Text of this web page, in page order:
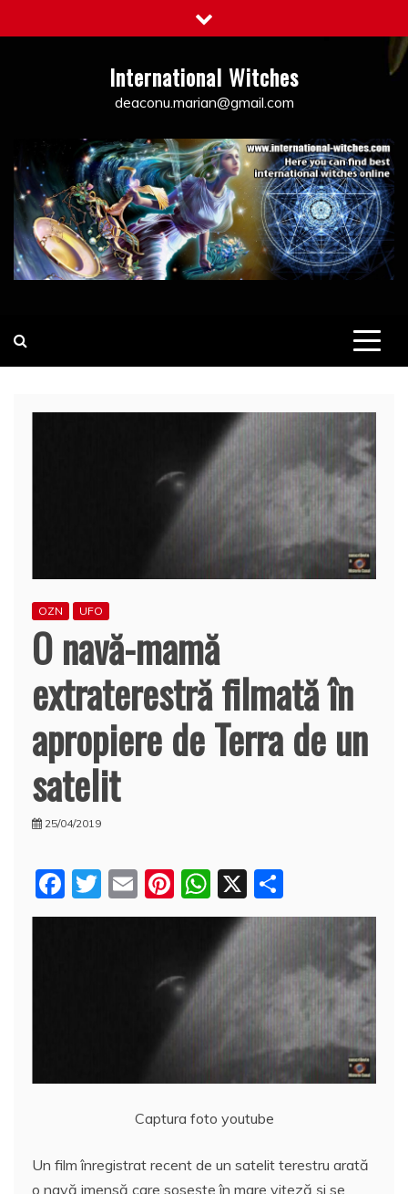
to
International Witches
deaconu.marian@gmail.com
OZN UFO
O navă-mamă
extraterestră filmată în
apropiere de Terra de un
satelit
25/04/2019
F
a
k
T
w
E
m
Pi
nt
e
st
W
h
at
s
A
p
p
X
a
aj
e
a
z
ă
Captura foto youtube
Un film înregistrat recent de un satelit terestru arată
o navă imensă care soseşte în mare viteză și se